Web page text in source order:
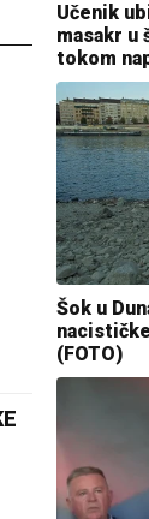
Učenik
masakr u
tokom
Šok u
(FOTO)